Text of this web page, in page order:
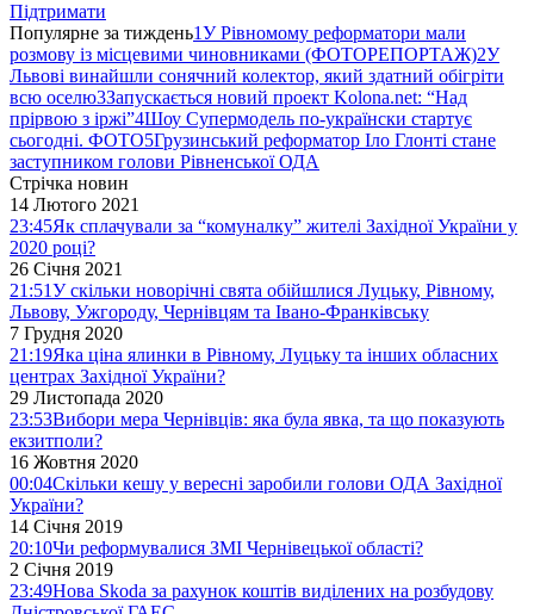
Підтримати
Популярне за тиждень1У Рівномому реформатори мали
розмову із місцевими чиновниками (ФОТОРЕПОРТАЖ)2У
Львові винайшли сонячний колектор, який здатний обігріти
всю оселю3Запускається новий проект Kolona.net: “Над
прірвою з іржі”4Шоу Супермодель по-українски стартує
сьогодні. ФОТО5Грузинський реформатор Іло Глонті стане
заступником голови Рівненської ОДА
Стрічка новин
14 Лютого 2021
23:45Як сплачували за “комуналку” жителі Західної України у
2020 році?
26 Січня 2021
21:51У скільки новорічні свята обійшлися Луцьку, Рівному,
Львову, Ужгороду, Чернівцям та Івано-Франківську
7 Грудня 2020
21:19Яка ціна ялинки в Рівному, Луцьку та інших обласних
центрах Західної України?
29 Листопада 2020
23:53Вибори мера Чернівців: яка була явка, та що показують
екзитполи?
16 Жовтня 2020
00:04Скільки кешу у вересні заробили голови ОДА Західної
України?
14 Січня 2019
20:10Чи реформувалися ЗМІ Чернівецької області?
2 Січня 2019
23:49Нова Skodа за рахунок коштів виділених на розбудову